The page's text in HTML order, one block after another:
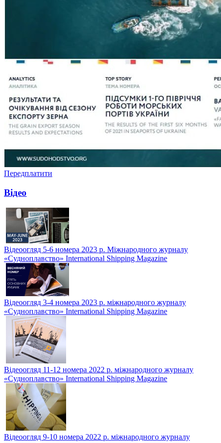
Передплатити
Відео
Відеоогляд 5-6 номера 2023 р. Міжнародного журналу
«Судноплавство» International Shipping Magazine
Відеоогляд 3-4 номера 2023 р. міжнародного журналу
«Судноплавство» International Shipping Magazine
Відеоогляд 11-12 номера 2022 р. міжнародного журналу
«Судноплавство» International Shipping Magazine
Відеоогляд 9-10 номера 2022 р. міжнародного журналу